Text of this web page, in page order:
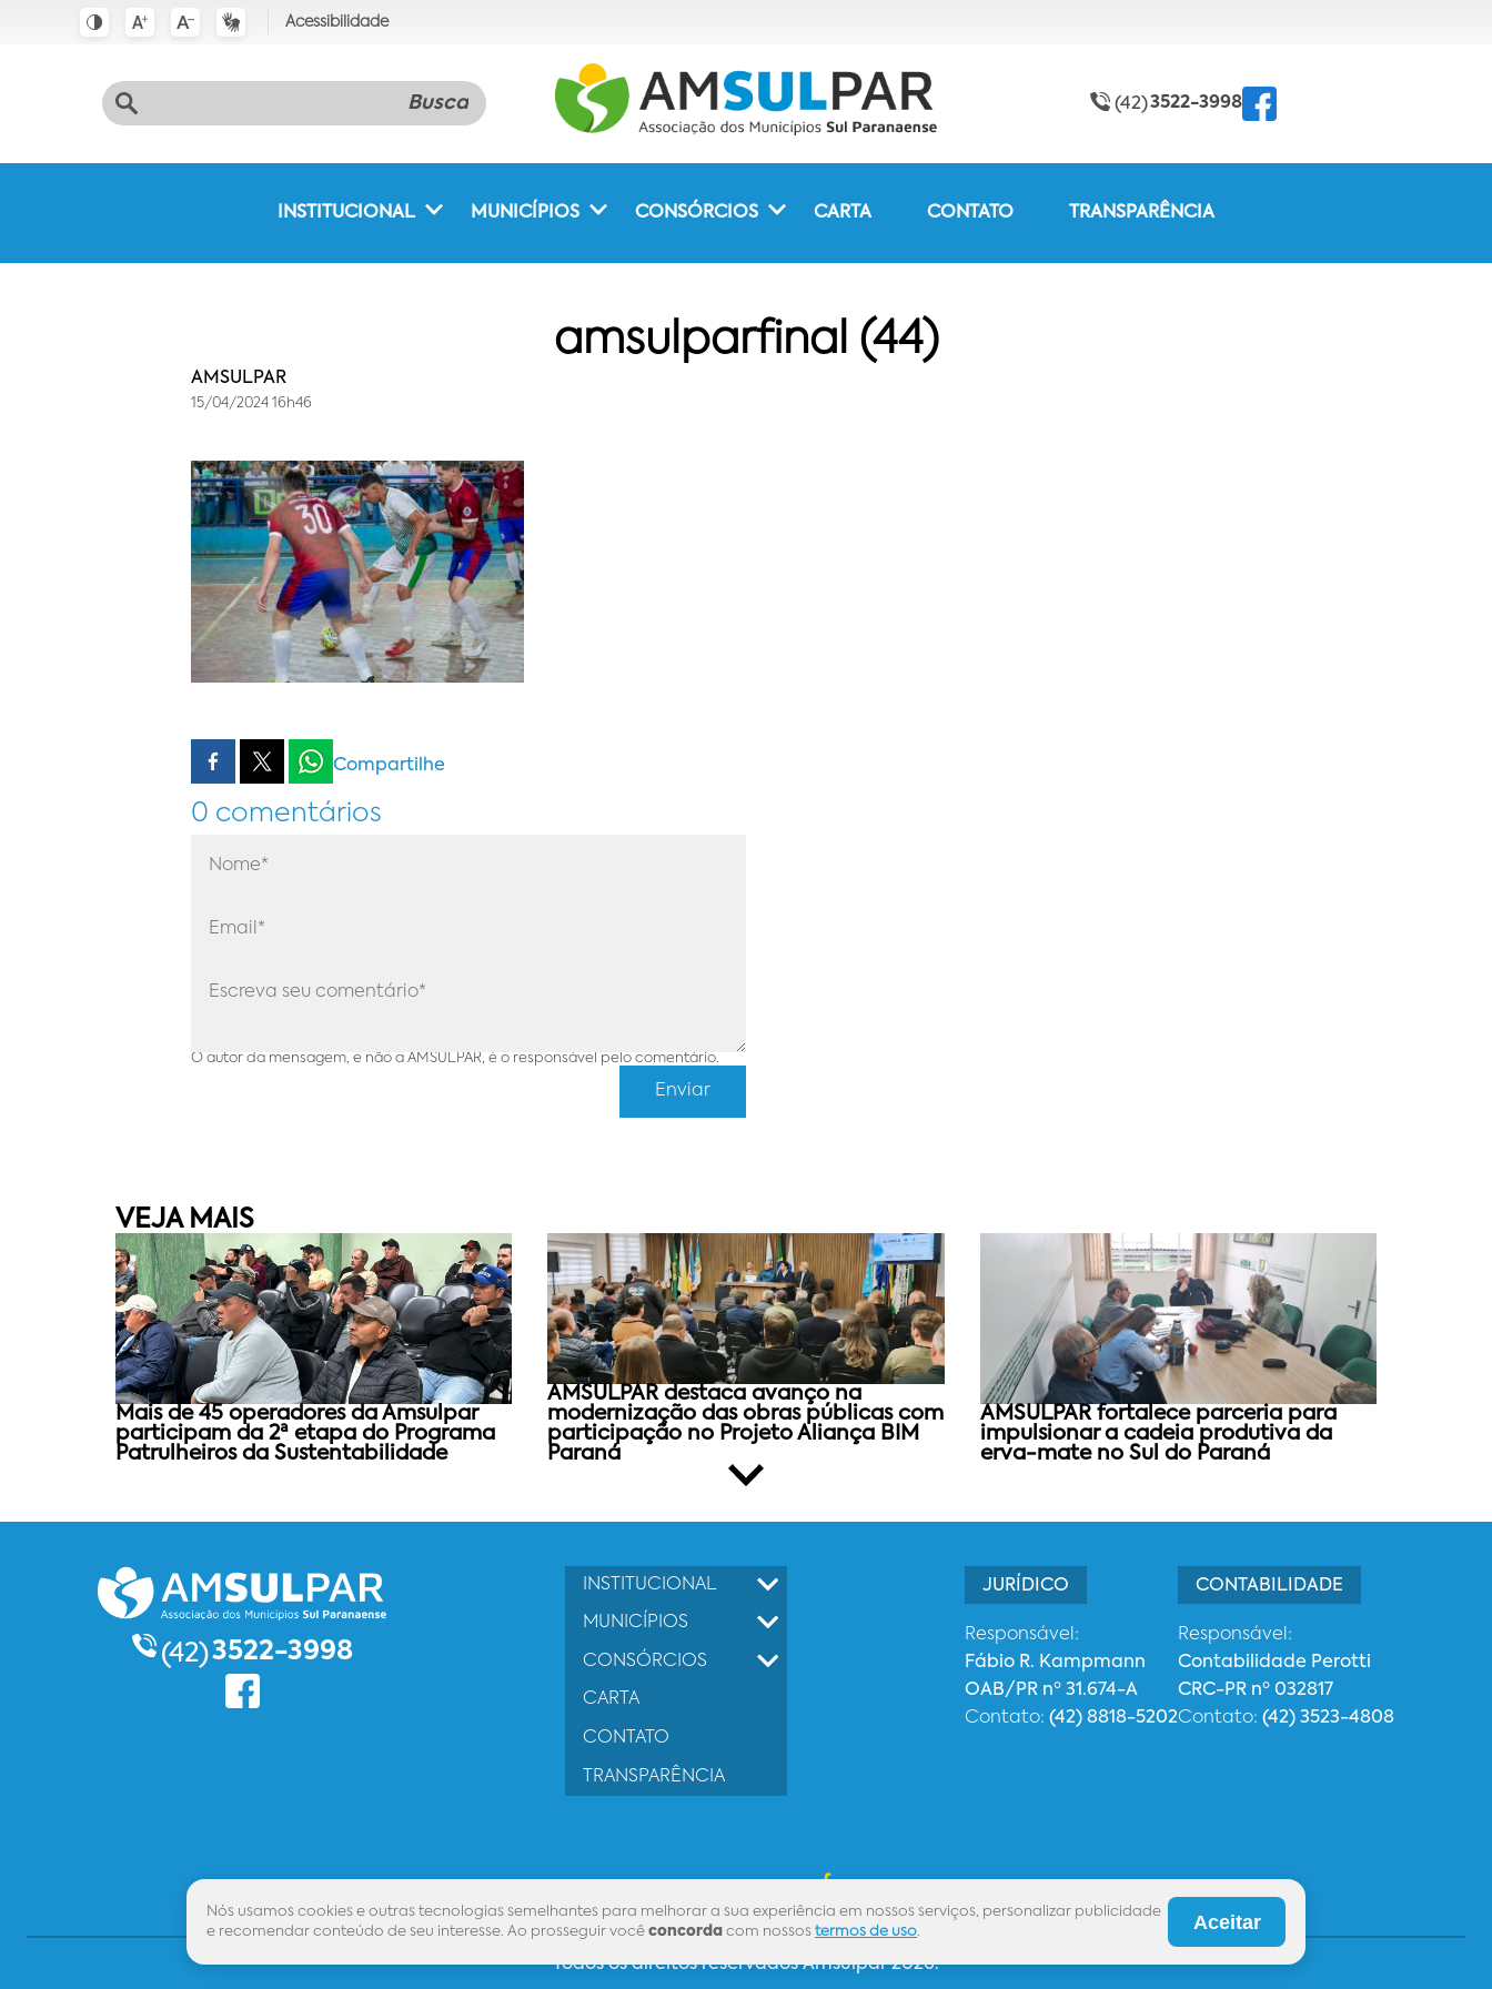
Acessibilidade
(42)3522-3998
INSTITUCIONAL MUNICÍPIOS CONSÓRCIOS CARTA CONTATO TRANSPARÊNCIA
amsulparfinal (44)
AMSULPAR
15/04/2024 16h46
Compartilhe
0 comentários
O autor da mensagem, e não a AMSULPAR, é o responsável pelo comentário.
VEJA MAIS
Mais de 45 operadores da Amsulpar
participam da 2ª etapa do Programa
Patrulheiros da Sustentabilidade
AMSULPAR destaca avanço na
modernização das obras públicas com
participação no Projeto Aliança BIM
Paraná
AMSULPAR fortalece parceria para
impulsionar a cadeia produtiva da
erva-mate no Sul do Paraná
(42)3522-3998
INSTITUCIONAL
MUNICÍPIOS
CONSÓRCIOS
CARTA
CONTATO
TRANSPARÊNCIA
JURÍDICO
Responsável:
Fábio R. Kampmann
OAB/PR nº 31.674-A
Contato: (42) 8818-5202
CONTABILIDADE
Responsável:
Contabilidade Perotti
CRC-PR nº 032817
Contato: (42) 3523-4808
Todos os direitos reservados Amsulpar 2026.
Aceitar
Nós usamos cookies e outras tecnologias semelhantes para melhorar a sua experiência em nossos serviços, personalizar publicidade
e recomendar conteúdo de seu interesse. Ao prosseguir você concorda com nossos termos de uso